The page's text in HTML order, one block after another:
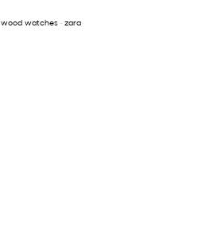
wood watches· zara